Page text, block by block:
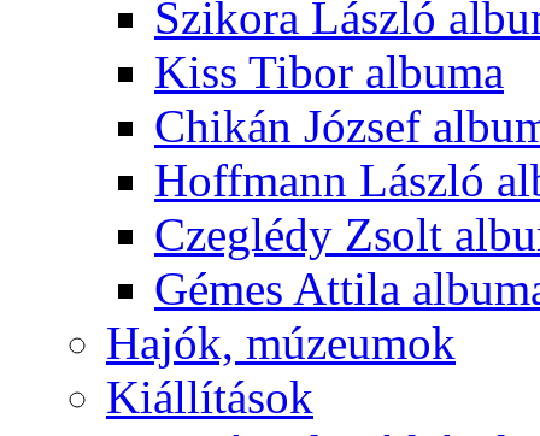
Szikora László
Kiss Tibor albuma
Chikán József
Hoffmann László
Czeglédy Zsolt
Gémes Attila
Hajók, múzeumok
Kiállítások